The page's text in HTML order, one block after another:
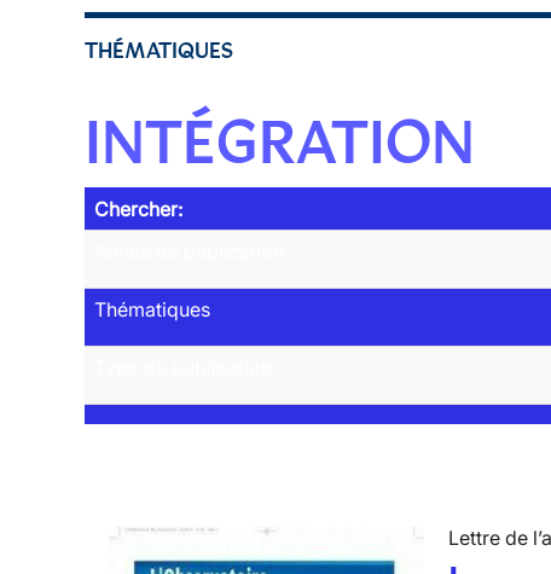
THÉMATIQUES
INTÉGRATION
Chercher:
Thématiques
Lettre de